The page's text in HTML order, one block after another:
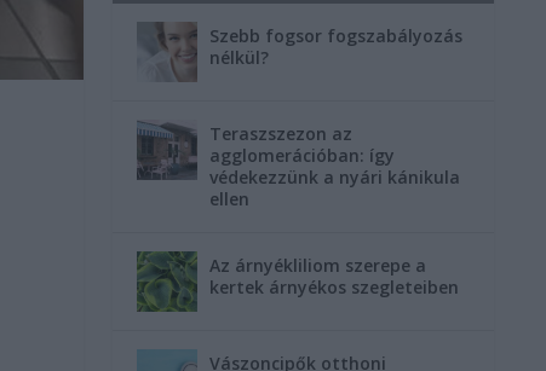
Szebb fogsor fogszabályozás
nélkül?
Teraszszezon az
agglomerációban: így
védekezzünk a nyári kánikula
ellen
Az árnyékliliom szerepe a
kertek árnyékos szegleteiben
Vászoncipők otthoni